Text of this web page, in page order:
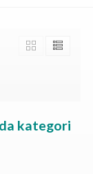
kategori